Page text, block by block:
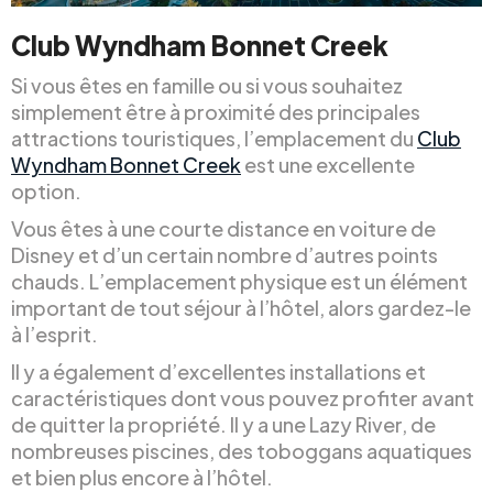
Club Wyndham Bonnet Creek
Si vous êtes en famille ou si vous souhaitez
simplement être à proximité des principales
attractions touristiques, l’emplacement du Club
Wyndham Bonnet Creek est une excellente
option.
Vous êtes à une courte distance en voiture de
Disney et d’un certain nombre d’autres points
chauds. L’emplacement physique est un élément
important de tout séjour à l’hôtel, alors gardez-le
à l’esprit.
Il y a également d’excellentes installations et
caractéristiques dont vous pouvez profiter avant
de quitter la propriété. Il y a une Lazy River, de
nombreuses piscines, des toboggans aquatiques
et bien plus encore à l’hôtel.